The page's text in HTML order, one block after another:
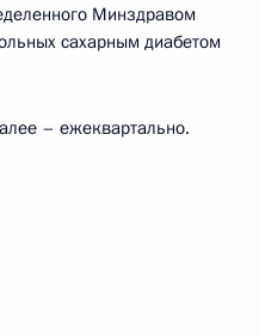
Минздравом
сахарным диабетом
– ежеквартально.